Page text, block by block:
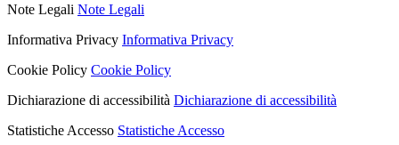
Note Legali Note Legali
Informativa Privacy Informativa Privacy
Cookie Policy Cookie Policy
Dichiarazione di accessibilità Dichiarazione di accessibilità
Statistiche Accesso Statistiche Accesso